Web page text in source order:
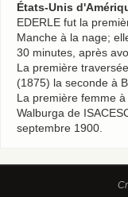
États-Unis
EDERLE fut la
Manche à la nage;
30 minutes, après
La première
(1875) la seconde à
La première femme
Walburga de
septembre 1900.